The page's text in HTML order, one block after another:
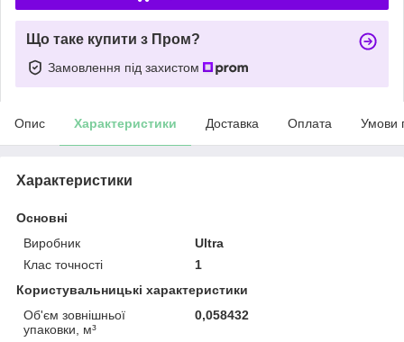
Що таке купити з Пром?
Замовлення під захистом
Опис Характеристики Доставка Оплата Умови
Характеристики
Основні
Виробник
Ultra
Клас точності
1
Користувальницькі характеристики
Oб'єм зовнішньої
упаковки, м³
0,058432